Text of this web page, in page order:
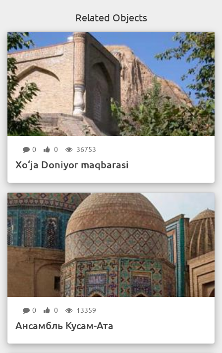
Related Objects
0 0 36753
Xo‘ja Doniyor maqbarasi
0 0 13359
Ансамбль Кусам-Ата